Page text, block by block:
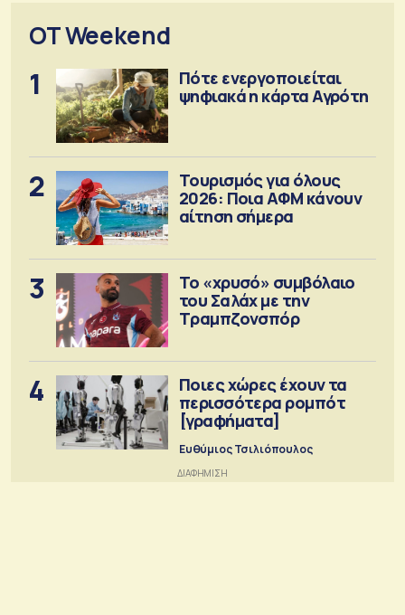
OT Weekend
1
Πότε ενεργοποιείται
ψηφιακά η κάρτα Αγρότη
2
Τουρισμός για όλους
2026: Ποια ΑΦΜ κάνουν
αίτηση σήμερα
3
Το «χρυσό» συμβόλαιο
του Σαλάχ με την
Τραμπζονσπόρ
4
Ποιες χώρες έχουν τα
περισσότερα ρομπότ
[γραφήματα]
Ευθύμιος Τσιλιόπουλος